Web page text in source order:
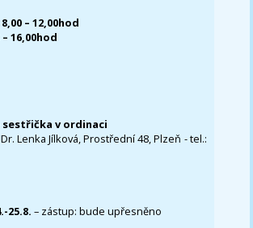
8,00 – 12,00hod
– 16,00hod
sestřička v ordinaci
Lenka Jílková, Prostřední 48, Plzeň - tel.:
25.8. – zástup: bude upřesněno